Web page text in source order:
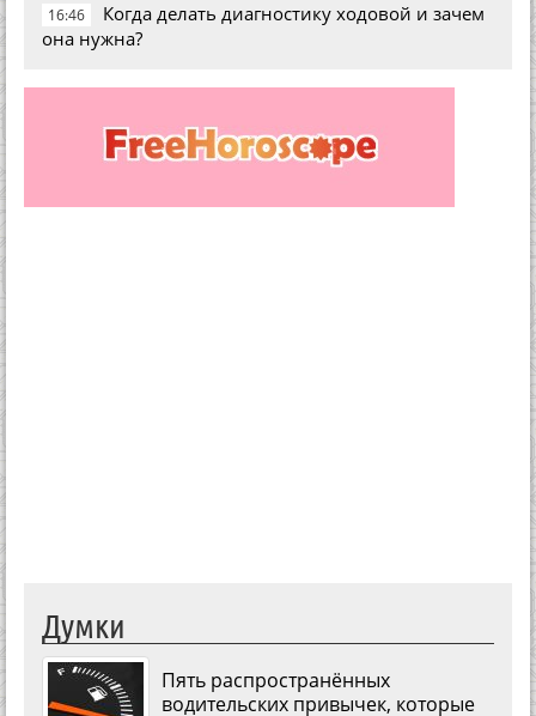
16:46
Когда делать диагностику ходовой и зачем
она нужна?
Думки
Пять распространённых
водительских привычек, которые